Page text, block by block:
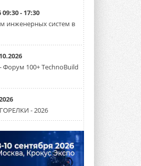
окон: как выбрать
не
после первой
о краске для окон ...
представила
консольных
энергопотребление ...
открыла
09:30 - 17:30
инженерных систем в
Форум 100+ TechnoBuild
- 2026